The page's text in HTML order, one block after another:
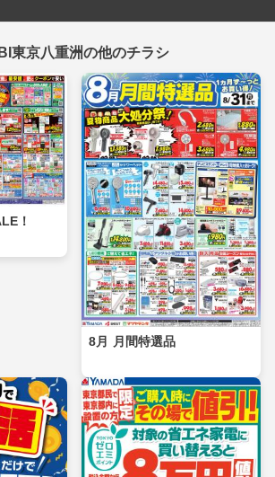
東京八重洲の他のチラシ
！
8月 月間特選品